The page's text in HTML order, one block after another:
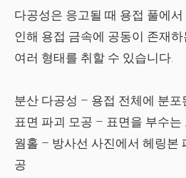
다공성은 응고될 때 용접 풀에
인해 용접 금속에 공동이 존재
여러 형태를 취할 수 있습니다.
분산 다공성 – 용접 전체에 분포
표면 파괴 모공 – 표면을 부수는
웜홀 – 방사선 사진에서 헤링본
공